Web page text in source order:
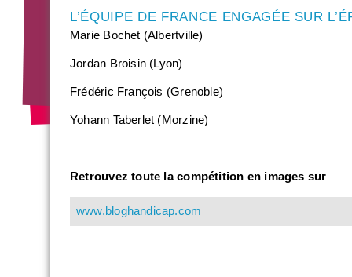
L’ÉQUIPE DE FRANCE ENGAGÉE SUR
Marie Bochet (Albertville)
Jordan Broisin (Lyon)
Frédéric François (Grenoble)
Yohann Taberlet (Morzine)
Retrouvez toute la compétition en images sur
www.bloghandicap.com